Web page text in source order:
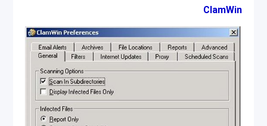
ClamWin